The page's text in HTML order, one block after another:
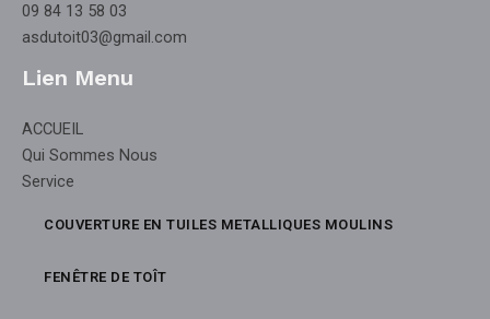
09 84 13 58 03
asdutoit03@gmail.com
Lien Menu
ACCUEIL
Qui Sommes Nous
Service
COUVERTURE EN TUILES METALLIQUES MOULINS
FENÊTRE DE TOÎT